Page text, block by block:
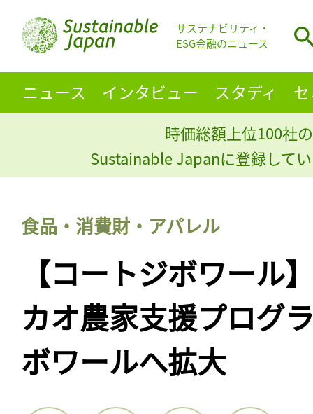
サステナビリティ・
ESG金融のニュース
ニュース インタビュー スタディ
時価総額上位100社
Sustainable Japanに登録して
食品・消費財・アパレル
【コートジボワール
カオ農家支援プログ
ボワールへ拡大